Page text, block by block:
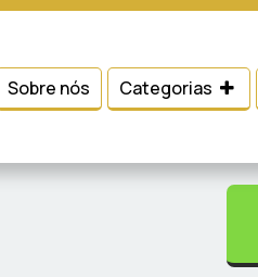
Sobre nós Categorias